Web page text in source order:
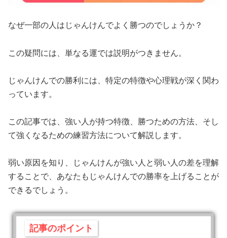
なぜ一部の人はじゃんけんでよく勝つのでしょうか？
この疑問には、単なる運では説明がつきません。
じゃんけんでの勝利には、特定の特徴や心理戦が深く関わ
っています。
この記事では、強い人が持つ特徴、勝つための方法、そし
て強くなるための練習方法について解説します。
弱い原因を知り、じゃんけんが強い人と弱い人の差を理解
することで、あなたもじゃんけんでの勝率を上げることが
できるでしょう。
記事のポイント